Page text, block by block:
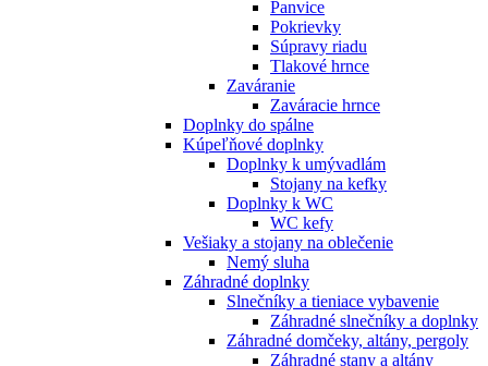
Panvice
Pokrievky
Súpravy riadu
Tlakové hrnce
Zaváranie
Zaváracie hrnce
Doplnky do spálne
Kúpeľňové doplnky
Doplnky k umývadlám
Stojany na kefky
Doplnky k WC
WC kefy
Vešiaky a stojany na oblečenie
Nemý sluha
Záhradné doplnky
Slnečníky a tieniace vybavenie
Záhradné slnečníky a doplnky
Záhradné domčeky, altány, pergoly
Záhradné stany a altány